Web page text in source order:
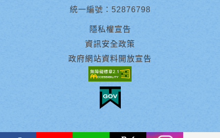
統一編號：52876798
隱私權宣告
資訊安全政策
政府網站資料開放宣告